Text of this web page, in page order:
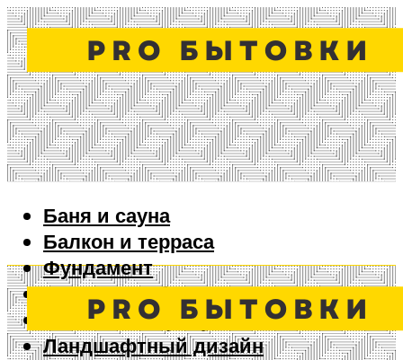
Баня и сауна
Балкон и терраса
Фундамент
Ворота и забор
Дизайн интерьера
Ландшафтный дизайн